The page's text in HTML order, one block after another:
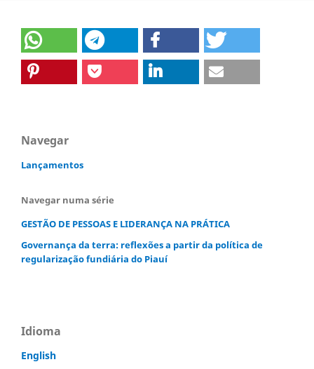
Navegar
Lançamentos
Navegar numa série
GESTÃO DE PESSOAS E LIDERANÇA NA PRÁTICA
Governança da terra: reflexões a partir da política de
regularização fundiária do Piauí
Idioma
English